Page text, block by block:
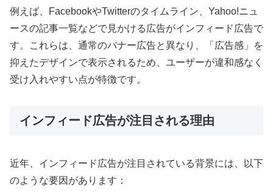
例えば、FacebookやTwitterのタイムライン、Yahoo!ニュ
ースの記事一覧などで見かける広告がインフィード広告で
す。これらは、通常のバナー広告と異なり、「広告感」を
抑えたデザインで表示されるため、ユーザーが違和感なく
受け入れやすい点が特徴です。
インフィード広告が注目される理由
近年、インフィード広告が注目されている背景には、以下
のような要因があります：